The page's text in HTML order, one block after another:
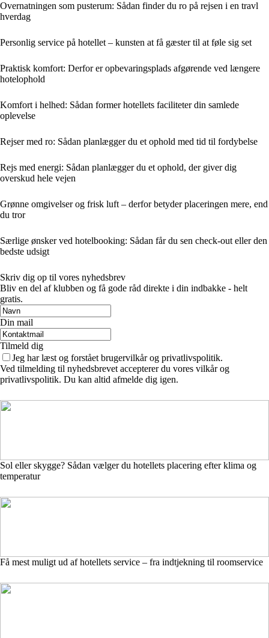
Overnatningen som pusterum: Sådan finder du ro på rejsen i en travl
hverdag
Personlig service på hotellet – kunsten at få gæster til at føle sig set
Praktisk komfort: Derfor er opbevaringsplads afgørende ved længere
hotelophold
Komfort i helhed: Sådan former hotellets faciliteter din samlede
oplevelse
Rejser med ro: Sådan planlægger du et ophold med tid til fordybelse
Rejs med energi: Sådan planlægger du et ophold, der giver dig
overskud hele vejen
Grønne omgivelser og frisk luft – derfor betyder placeringen mere, end
du tror
Særlige ønsker ved hotelbooking: Sådan får du sen check-out eller den
bedste udsigt
Skriv dig op til vores nyhedsbrev
Bliv en del af klubben og få gode råd direkte i din indbakke - helt
gratis.
Din mail
Tilmeld dig
Jeg har læst og forstået brugervilkår og privatlivspolitik.
Ved tilmelding til nyhedsbrevet accepterer du vores vilkår og
privatlivspolitik. Du kan altid afmelde dig igen.
Sol eller skygge? Sådan vælger du hotellets placering efter klima og
temperatur
Få mest muligt ud af hotellets service – fra indtjekning til roomservice